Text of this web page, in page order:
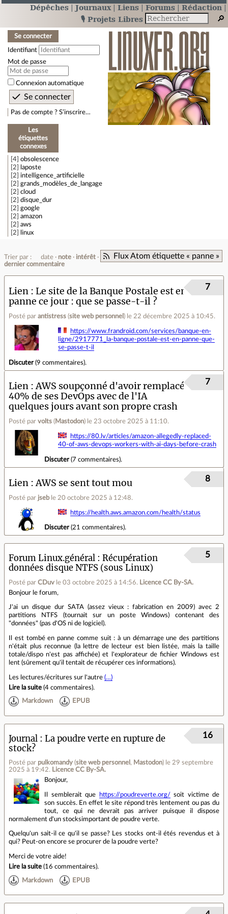
Dépêches Journaux Liens Forums
Rédaction
🎙️ Projets Libres
Se connecter
Identifiant
Mot de passe
Connexion automatique
Pas de compte ? S’inscrire…
Les
étiquettes
connexes
4
obsolescence
2
laposte
2
intelligence_artificielle
2
grands_modèles_de_langage
2
cloud
2
disque_dur
2
google
2
amazon
2
aws
2
linux
Flux Atom étiquette « panne »
Trier par : date note
intérêt
dernier commentaire
Lien
Le site de la Banque Postale est en
panne ce jour : que se passe-t-il ?
Posté par antistress (site web personnel ) le 22 décembre 2025 à 10:45.
7
https://www.frandroid.com/services/banque-en-
ligne/2917771_la-banque-postale-est-en-panne-que-
se-passe-t-il
Discuter(9 commentaires).
Lien
AWS soupçonné d'avoir remplacé
40% de ses DevOps avec de l'IA
quelques jours avant son propre crash
Posté par volts ( Mastodon) le 23 octobre 2025 à 11:10.
7
https://80.lv/articles/amazon-allegedly-replaced-
40-of-aws-devops-workers-with-ai-days-before-crash
Discuter(7 commentaires).
Lien AWS se sent tout mou
Posté par jseb le 20 octobre 2025 à 12:48.
8
https://health.aws.amazon.com/health/status
Discuter(21 commentaires).
Forum Linux.général
Récupération
données disque NTFS (sous Linux)
Posté par CDuv le 03 octobre 2025 à 14:56. Licence CC By‑SA.
5
Bonjour le forum,
J'ai un disque dur SATA (assez vieux : fabrication en 2009) avec 2
partitions NTFS (tournait sur un poste Windows) contenant des
"données" (pas d'OS ni de logiciel).
Il est tombé en panne comme suit : à un démarrage une des partitions
n'était plus reconnue (la lettre de lecteur est bien listée, mais la taille
totale/dispo n'est pas affichée) et l'explorateur de fichier Windows est
lent (sûrement qu'il tentait de récupérer ces informations).
Les lectures/écritures sur l'autre (…)
Lire la suite (4 commentaires).
Markdown EPUB
Journal
La poudre verte en rupture de
stock?
Posté par pulkomandy (site web personnel , Mastodon) le 29 septembre
2025 à 19:42. Licence CC By‑SA.
16
Bonjour,
Il semblerait que https://poudreverte.org/ soit victime de
son succès. En effet le site répond très lentement ou pas du
tout, ce qui ne devrait pas arriver puisque il dispose
normalement d'un stocksimportant de poudre verte.
Quelqu'un sait-il ce qu'il se passe? Les stocks ont-il étés revendus et à
qui? Peut-on encore se procurer de la poudre verte?
Merci de votre aide!
Lire la suite (16 commentaires).
Markdown EPUB